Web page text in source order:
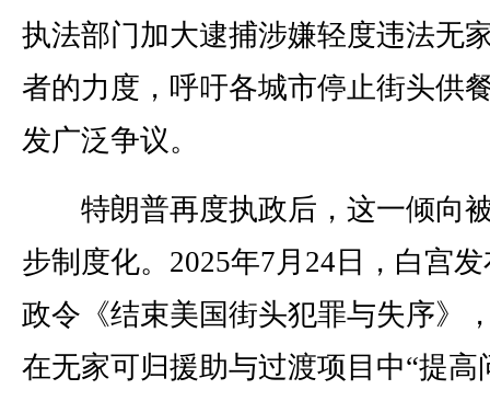
执法部门加大逮捕涉嫌轻度违法无
者的力度，呼吁各城市停止街头供
发广泛争议。
特朗普再度执政后，这一倾向
步制度化。2025年7月24日，白宫
政令《结束美国街头犯罪与失序》
在无家可归援助与过渡项目中“提高